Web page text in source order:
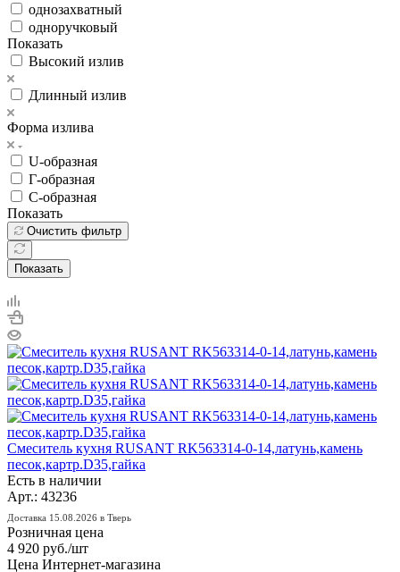
однозахватный
одноручковый
Показать
Высокий излив
Длинный излив
Форма излива
U-образная
Г-образная
С-образная
Показать
Очистить фильтр
Показать
Смеситель кухня RUSANT RK563314-0-14,латунь,камень
песок,картр.D35,гайка
Есть в наличии
Арт.: 43236
Доставка 15.08.2026 в Тверь
Розничная цена
4 920 руб./шт
Цена Интернет-магазина